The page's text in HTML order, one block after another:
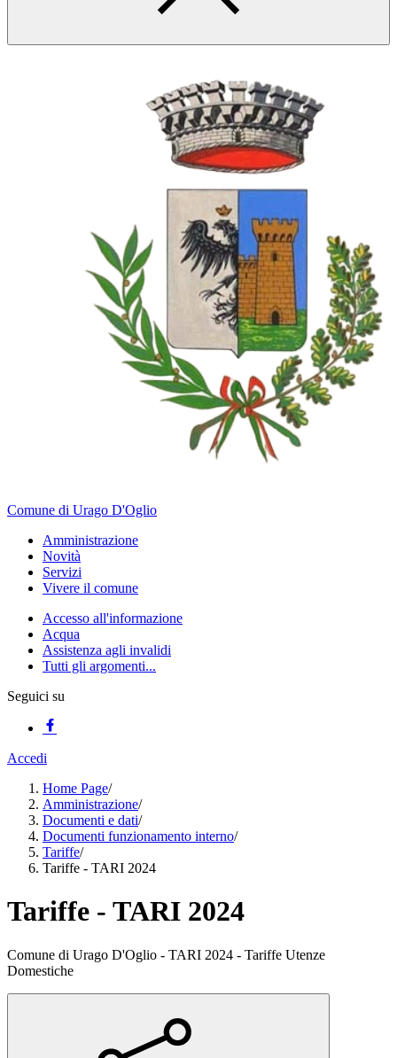
Comune di Urago D'Oglio
Amministrazione
Novità
Servizi
Vivere il comune
Accesso all'informazione
Acqua
Assistenza agli invalidi
Tutti gli argomenti...
Seguici su
Accedi
Home Page/
Amministrazione/
Documenti e dati/
Documenti funzionamento interno/
Tariffe/
Tariffe - TARI 2024
Tariffe - TARI 2024
Comune di Urago D'Oglio - TARI 2024 - Tariffe Utenze
Domestiche